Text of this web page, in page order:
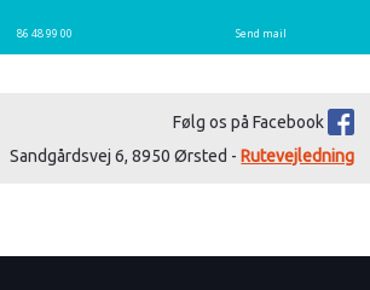
86 48 99 00 Send mail
Følg os på Facebook
Sandgårdsvej 6, 8950 Ørsted -Rutevejledning​